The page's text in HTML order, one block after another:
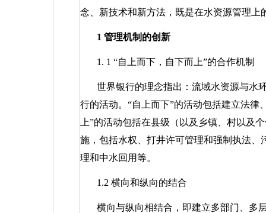
念、新技术和新方法，既是在水资源管理
1 管理机制的创新
1. 1 “自上而下，自下而上”的合作机制
世界银行的理念指出：流域水资源与水
行的活动。“自上而下”的活动包括建立法
上”的活动包括在县级（以及乡镇、村以及
施，包括水权、打井许可管理和强制执法、
理和中水回用等。
1.2 横向和纵向的结合
横向与纵向相结合，即建立多部门、多